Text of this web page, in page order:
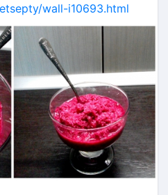
wall-i10693.html